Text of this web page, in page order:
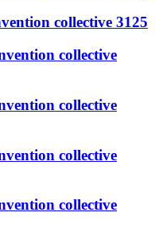
collective 3125
collective
collective
collective
collective